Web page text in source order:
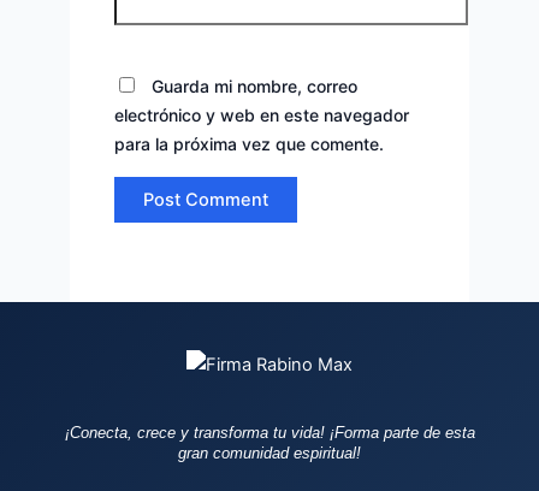
Guarda mi nombre, correo
electrónico y web en este navegador
para la próxima vez que comente.
¡Conecta, crece y transforma tu vida! ¡Forma parte de esta
gran comunidad espiritual!